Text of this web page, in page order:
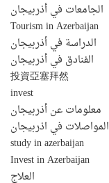
الجامعات في أذربيجان
Tourism in Azerbaijan
الدراسة في أذربيجان
الفنادق في أذربيجان
投資亞塞拜然
invest
معلومات عن أذربيجان
المواصلات في اذربيجان
study in azerbaijan
Invest in Azerbaijan
العلاج